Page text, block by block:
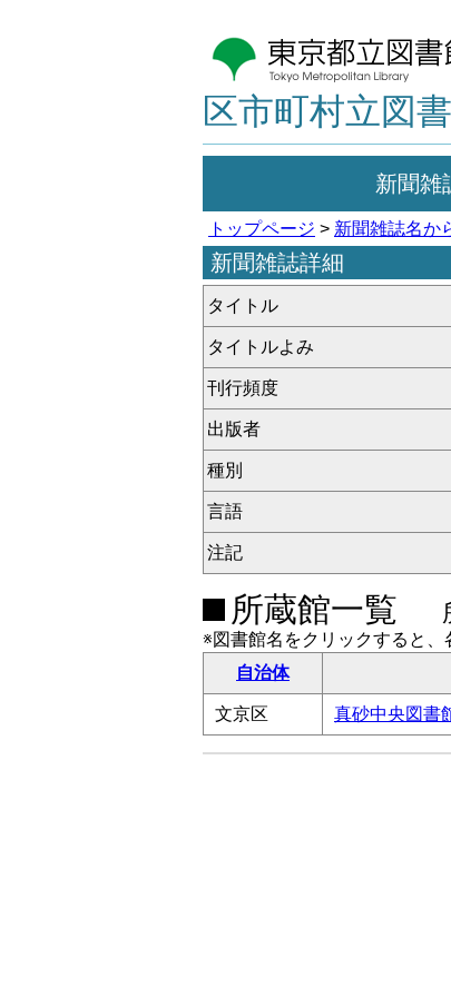
区市町村立図
新聞雑
トップページ > 新聞雑誌名か
新聞雑誌詳細
タイトル
タイトルよみ
刊行頻度
出版者
種別
言語
注記
所蔵館一覧
※図書館名をクリックすると、
自治体
文京区 真砂中央図書